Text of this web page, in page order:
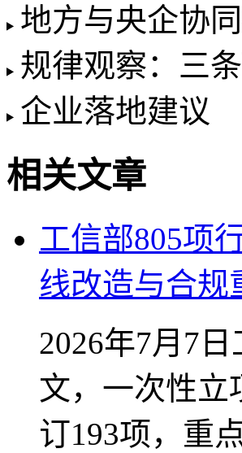
地方与央企协
规律观察：三
企业落地建议
相关文章
工信部805项
线改造与合规
2026年7月7
文，一次性立
订193项，重